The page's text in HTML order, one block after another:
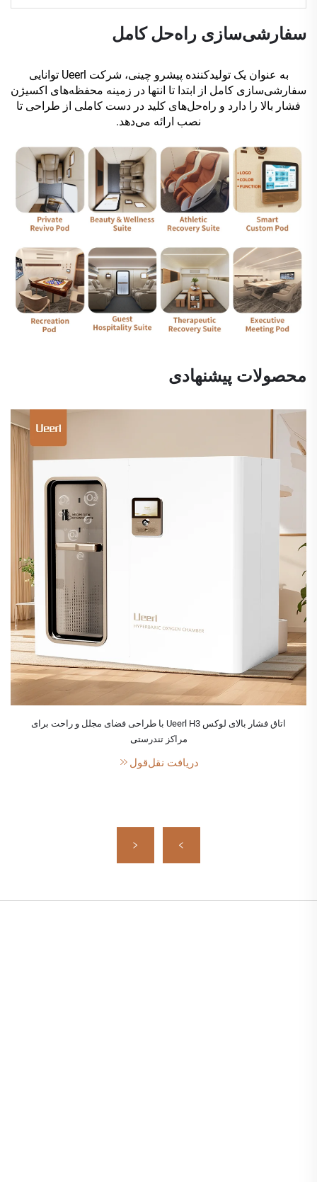
سفارشی‌سازی راه‌حل کامل
به عنوان یک تولیدکننده پیشرو چینی، شرکت Ueerl توانایی
سفارشی‌سازی کامل از ابتدا تا انتها در زمینه محفظه‌های اکسیژن
فشار بالا را دارد و راه‌حل‌های کلید در دست کاملی از طراحی تا
نصب ارائه می‌دهد.
محصولات پیشنهادی
اتاق فشار بالای لوکس Ueerl H3 با طراحی فضای مجلل و راحت برای
مراکز تندرستی
دریافت نقل‌قول